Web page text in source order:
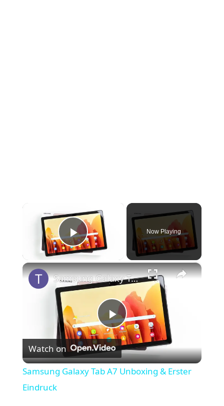
Play Video
Now Playing
×
P
l
Samsung Galaxy Tab A7 Unboxing & Erster Eindruck
Watch on
Samsung Galaxy Tab A7 Unboxing & Erster
Eindruck